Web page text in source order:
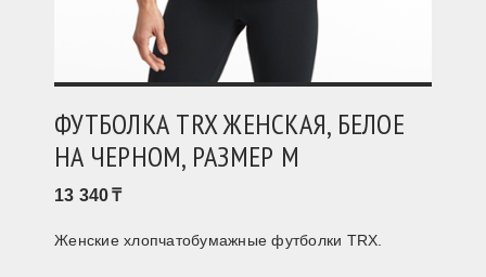
ФУТБОЛКА TRX ЖЕНСКАЯ, БЕЛОЕ
НА ЧЕРНОМ, РАЗМЕР M
13 340
Женские хлопчатобумажные футболки TRX.